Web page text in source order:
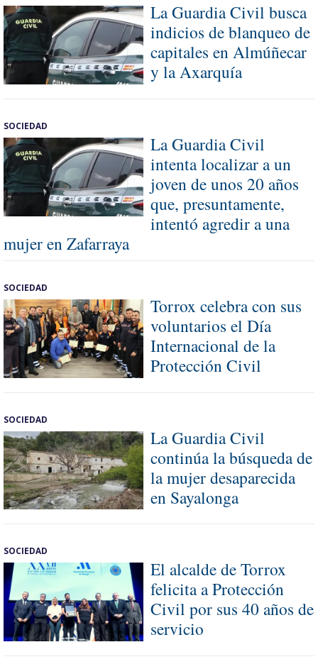
La Guardia Civil busca
indicios de blanqueo de
capitales en Almúñecar
y la Axarquía
SOCIEDAD
La Guardia Civil
intenta localizar a un
joven de unos 20 años
que, presuntamente,
intentó agredir a una
mujer en Zafarraya
SOCIEDAD
Torrox celebra con sus
voluntarios el Día
Internacional de la
Protección Civil
SOCIEDAD
La Guardia Civil
continúa la búsqueda de
la mujer desaparecida
en Sayalonga
SOCIEDAD
El alcalde de Torrox
felicita a Protección
Civil por sus 40 años de
servicio